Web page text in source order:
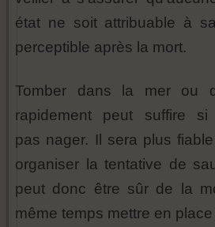
état ne soit attribuable à
perceptible après la mort.
Tomber dans la mer ou
rapidement peut suffire
pas nager. Il sera plus
organiser la tentative de
peut donc être sûr de la
même temps mettre en